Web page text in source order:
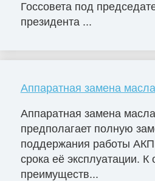
Госсовета под
президента ...
Аппаратная замена
Аппаратная замена
предполагает полную
поддержания работы
срока её эксплуатации.
преимуществ...